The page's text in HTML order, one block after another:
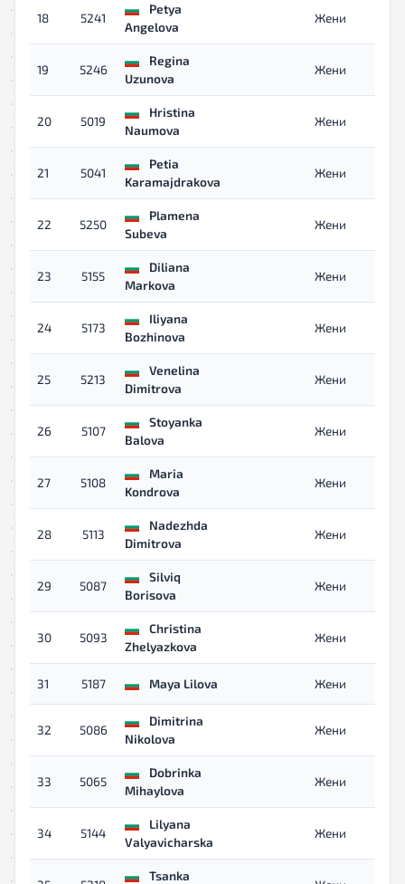
18 5241
Petya
Angelova
Жени
19 5246
Regina
Uzunova
Жени
20 5019
Hristina
Naumova
Жени
21 5041
Petia
Karamajdrakova
Жени
22 5250
Plamena
Subeva
Жени
23 5155
Diliana
Markova
Жени
24 5173
Iliyana
Bozhinova
Жени
25 5213
Venelina
Dimitrova
Жени
26 5107
Stoyanka
Balova
Жени
27 5108
Maria
Kondrova
Жени
28 5113
Nadezhda
Dimitrova
Жени
29 5087
Silviq
Borisova
Жени
30 5093
Christina
Zhelyazkova
Жени
31 5187 Maya Lilova Жени
32 5086
Dimitrina
Nikolova
Жени
33 5065
Dobrinka
Mihaylova
Жени
34 5144
Lilyana
Valyavicharska
Жени
Tsanka